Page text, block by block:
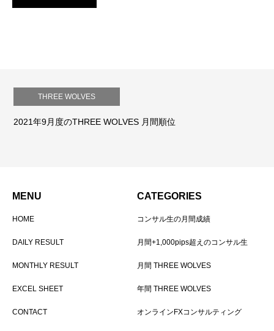
THREE WOLVES
2021年9月度のTHREE WOLVES 月間順位
MENU
HOME
DAILY RESULT
MONTHLY RESULT
EXCEL SHEET
CONTACT
CATEGORIES
コンサル生の月間成績
月間+1,000pips超えのコンサル生
月間 THREE WOLVES
年間 THREE WOLVES
オンラインFXコンサルティング